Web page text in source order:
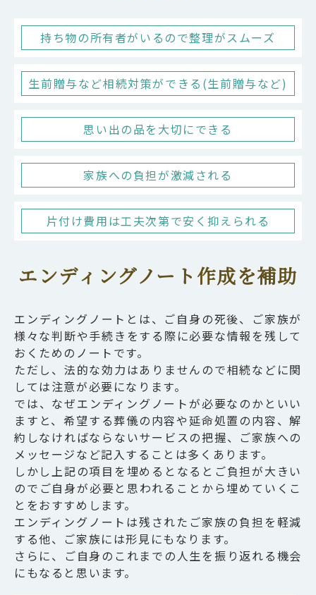
持ち物の所有者がいるので整理がスムーズ
生前贈与など相続対策ができる(生前贈与など)
思い出の品を大切にできる
家族への負担が激減される
片付け費用は工夫次第で安く抑えられる
エンディングノート作成を補助
エンディングノートとは、ご自身の死後、ご家族が
様々な判断や手続きをする際に必要な情報を残して
おくためのノートです。
ただし、法的な効力はありませんので相続などに関
しては注意が必要になります。
では、なぜエンディングノートが必要なのかといい
ますと、希望する葬儀の内容や延命処置の内容、解
約しなければならないサービスの把握、ご家族への
メッセージなど記入することは多くあります。
しかし上記の項目を埋めるとなるとご負担が大きい
のでご自身が必要と思われることから埋めていくこ
とをおすすめします。
エンディングノートは残されたご家族の負担を軽減
する他、ご家族には形見にもなります。
さらに、ご自身のこれまでの人生を振り返れる機会
にもなると思います。